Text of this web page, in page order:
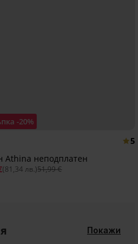
-20%
5
Athina неподплатен
(81,34 лв.)51,99 €
Покажи